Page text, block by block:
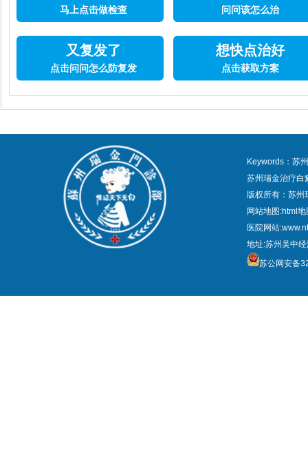
马上点击做检查 问问该怎么治
又复发了
点击问问怎么防复发
想快点治好
点击获取方案
Keywords：苏
苏州瑞金治疗白
版权所有：苏
网站地图:html地
医院网站
地址:苏州吴中
苏公网安备